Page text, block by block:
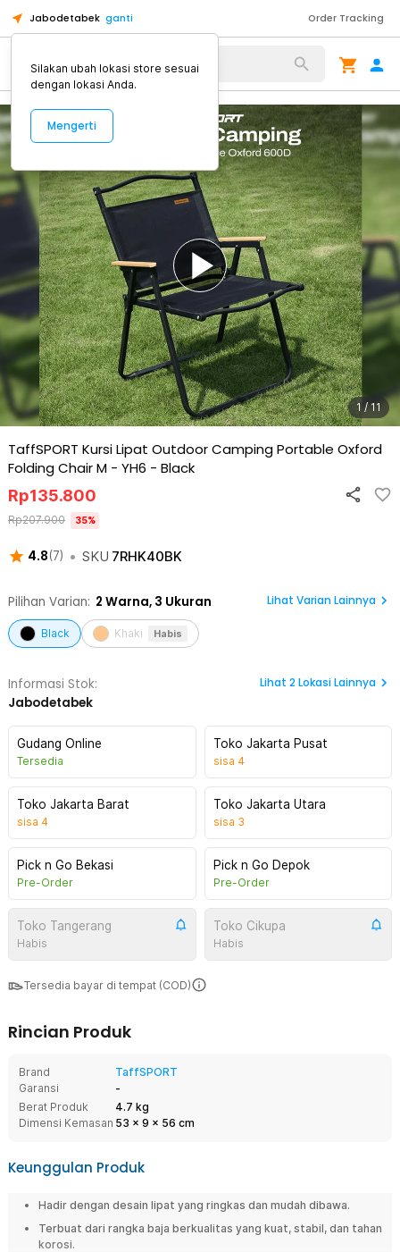
Jabodetabek ganti Order Tracking
Alat Kopi
1 / 11
TaffSPORT Kursi Lipat Outdoor Camping Portable Oxford
Folding Chair M - YH6 - Black
4.8(7) • SKU 7RHK40BK
Rp135.800
Rp207.900 35%
Pilihan Varian: 2 Warna, 3 Ukuran Lihat Varian Lainnya
Black Khaki Habis
Informasi Stok:
Jabodetabek
Lihat 2Lokasi Lainnya
Gudang Online
Tersedia
Toko Jakarta Pusat
sisa 4
Toko Jakarta Barat
sisa 4
Toko Jakarta Utara
sisa 3
Pick n Go Bekasi
Pre-Order
Pick n Go Depok
Pre-Order
Toko Tangerang
Habis
Toko Cikupa
Habis
Tersedia bayar di tempat (COD)
Rincian Produk
Brand
TaffSPORT
Garansi
-
Berat Produk
4.7 kg
Dimensi Kemasan 53 x 9 x 56 cm
Keunggulan Produk
Hadir dengan desain lipat yang ringkas dan mudah dibawa.
Terbuat dari rangka baja berkualitas yang kuat, stabil, dan tahan
korosi.
Silakan ubah lokasi store sesuai
dengan lokasi Anda.
Mengerti